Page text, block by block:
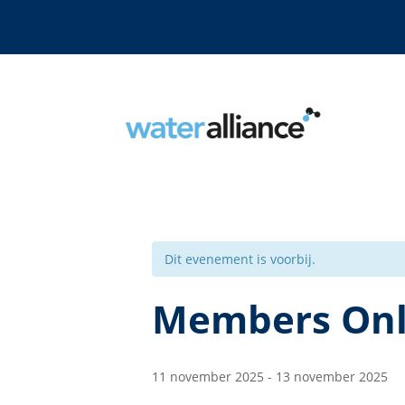
Dit evenement is voorbij.
Members
11 november 2025 - 13 november 2025